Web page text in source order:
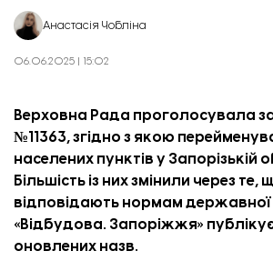
Колонки
Про нас
Редакційна політика
Анастасія Чобліна
06.06.2025 | 15:02
Верховна Рада проголосувала
№11363, згідно з якою
населених пунктів у Запорізькій
Більшість із них змінили через те,
відповідають нормам державної
«Відбудова. Запоріжжя»
оновлених назв.